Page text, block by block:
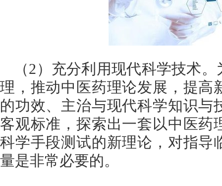
（2）充分利用现代科学技术
理，推动中医药理论发展，提高
的功效、主治与现代科学知识与
客观标准，探索出一套以中医药
科学手段测试的新理论，对指导
量是非常必要的。